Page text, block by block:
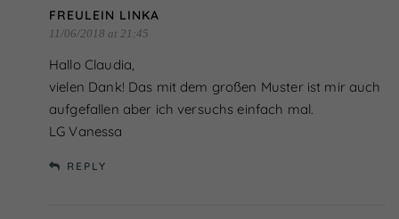
FREULEIN LINKA
11/06/2018 at 21:45
Hallo Claudia,
vielen Dank! Das mit dem großen Muster ist mir auch
aufgefallen aber ich versuchs einfach mal.
LG Vanessa
REPLY